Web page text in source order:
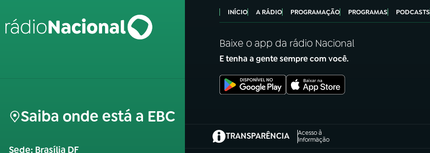
Saiba onde está a EBC
Sede: Brasília DF
INÍCIO A RÁDIO PROGRAMAÇÃO PROGRAMAS PODCASTS
Baixe o app da rádio Nacional
E tenha a gente sempre com você.
TRANSPARÊNCIA
Acesso à
Informação
(abre em nova aba)